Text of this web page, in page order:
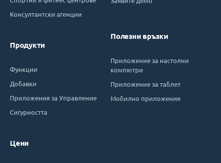
Консултантски агенции
Продукти
Функции
Добавки
Приложения за Управление
Сигурността
Цени
Полезни връзки
Приложение за настолни
компютри
Приложение за таблет
Мобилно приложение